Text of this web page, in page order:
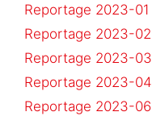
Reportage 2023-01
Reportage 2023-02
Reportage 2023-03
Reportage 2023-04
Reportage 2023-06